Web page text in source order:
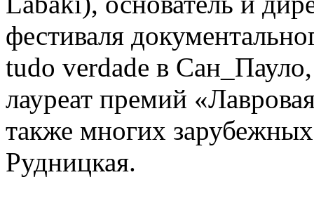
фестиваля
tudo verdade в
лауреат премий
также многих
Рудницкая.